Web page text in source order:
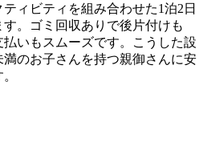
ィビティを組み合わせた1泊2日
。ゴミ回収ありで後片付けも
いもスムーズです。こうした設
のお子さんを持つ親御さんに安